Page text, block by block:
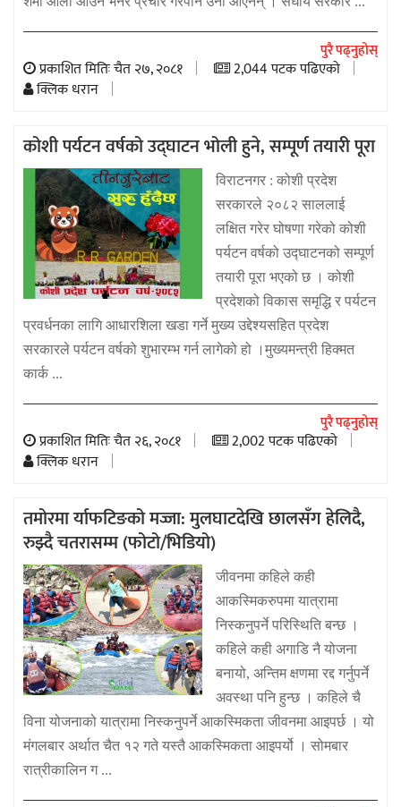
पुरै पढ्नुहोस्
प्रकाशित मितिः चैत २७, २०८१
2,044 पटक पढिएको
क्लिक धरान
कोशी पर्यटन वर्षको उद्घाटन भोली हुने, सम्पूर्ण तयारी पूरा
विराटनगर : कोशी प्रदेश
सरकारले २०८२ साललाई
लक्षित गरेर घोषणा गरेको कोशी
पर्यटन वर्षको उद्घाटनको सम्पूर्ण
तयारी पूरा भएको छ । कोशी
प्रदेशको विकास समृद्धि र पर्यटन
प्रवर्धनका लागि आधारशिला खडा गर्ने मुख्य उद्देश्यसहित प्रदेश
सरकारले पर्यटन वर्षको शुभारम्भ गर्न लागेको हो ।मुख्यमन्त्री हिक्मत
कार्क ...
पुरै पढ्नुहोस्
प्रकाशित मितिः चैत २६, २०८१
2,002 पटक पढिएको
क्लिक धरान
तमोरमा र्याफटिङको मज्जा: मुलघाटदेखि छालसँग हेलिदै,
रुझ्दै चतरासम्म (फोटो/भिडियो)
जीवनमा कहिले कही
आकस्मिकरुपमा यात्रामा
निस्कनुपर्ने परिस्थिति बन्छ ।
कहिले कही अगाडि नै योजना
बनायो, अन्तिम क्षणमा रद्द गर्नुपर्ने
अवस्था पनि हुन्छ । कहिले चै
विना योजनाको यात्रामा निस्कनुपर्ने आकस्मिकता जीवनमा आइपर्छ । यो
मंगलबार अर्थात चैत १२ गते यस्तै आकस्मिकता आइपर्यो । सोमबार
रात्रीकालिन ग ...